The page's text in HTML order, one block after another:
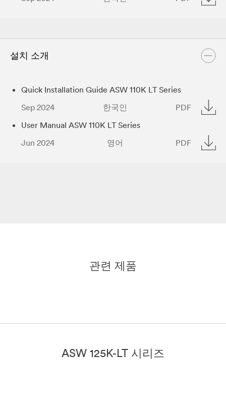
설치 소개
Quick Installation Guide ASW 110K LT Series
Sep 2024
한국인
PDF
User Manual ASW 110K LT Series
Jun 2024
영어 PDF
관련 제품
ASW 125K-LT 시리즈